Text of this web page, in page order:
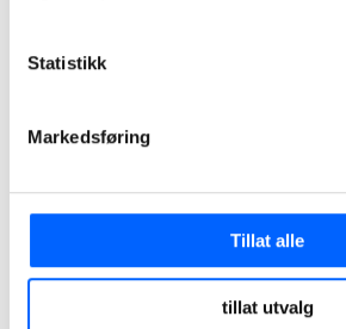
Statistikk
Markedsføring
Tillat alle
tillat utvalg